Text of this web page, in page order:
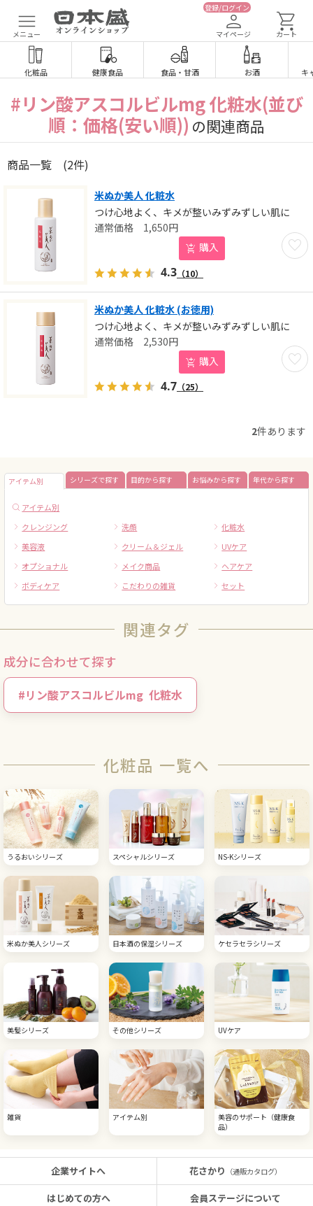
メニュー
登録/ログイン
マイページ カート
化粧品 健康食品 食品・ 甘酒 お酒 キ
#リン酸アスコルビルmg 化粧水(並び
順：価格(安い順)) の関連商品
商品一覧 (2件)
米ぬか美人 化粧水
つけ心地よく、キメが整いみずみずしい肌に
お気
1,650円
購入
4.3 （10）
米ぬか美人 化粧水 (お徳用)
つけ心地よく、キメが整いみずみずしい肌に
お気
2,530円
購入
4.7 （25）
2件あります
アイテム別 シリーズで探す 目的から探す お悩みから探す 年代から探す
アイテム別
クレンジング
洗顔
化粧水
美容液
クリーム＆ジェル
UVケア
オプショナル
メイク商品
ヘアケア
ボディケア
こだわりの雑貨 セット
関連タグ
成分に合わせて探す
#リン酸アスコルビルmg 化粧水
化粧品 一覧へ
うるおいシリーズ スペシャルシリーズ NS-Kシリーズ
米ぬか美人シリーズ 日本酒の保湿シリーズ ケセラセラシリーズ
美髪シリーズ その他シリーズ UVケア
雑貨 アイテム別
美容のサポート（健康食
品）
企業サイトへ
はじめての方へ
花さかり （通販カタログ）
会員ステージについて